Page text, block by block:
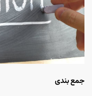
جمع‌ بندی